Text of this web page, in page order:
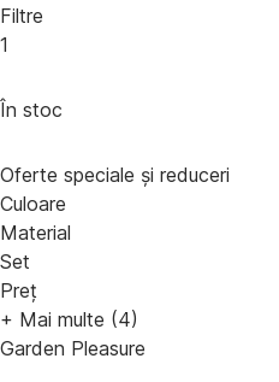
Filtre
1
În stoc
Oferte speciale și reduceri
Culoare
Material
Set
Preț
+ Mai multe (4)
Garden Pleasure